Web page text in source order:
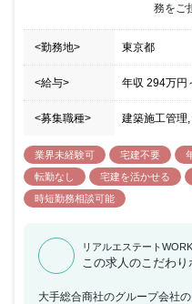
務をご
<勤務地> 東京都
<給与> 年収 294万円
<募集職種> 建築施工管理
業界未経験可 宅建不要
転勤なし
宅建を活かせる
時短勤務相談可能
リアルエステート
この求人のこだわり
大手総合商社のグループ会社